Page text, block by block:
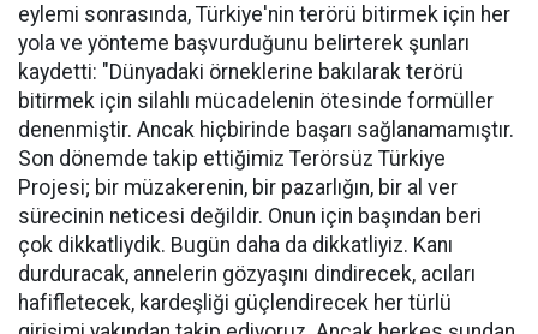
eylemi sonrasında, Türkiye'nin terörü bitirmek için her
yola ve yönteme başvurduğunu belirterek şunları
kaydetti: "Dünyadaki örneklerine bakılarak terörü
bitirmek için silahlı mücadelenin ötesinde formüller
denenmiştir. Ancak hiçbirinde başarı sağlanamamıştır.
Son dönemde takip ettiğimiz Terörsüz Türkiye
Projesi; bir müzakerenin, bir pazarlığın, bir al ver
sürecinin neticesi değildir. Onun için başından beri
çok dikkatliydik. Bugün daha da dikkatliyiz. Kanı
durduracak, annelerin gözyaşını dindirecek, acıları
hafifletecek, kardeşliği güçlendirecek her türlü